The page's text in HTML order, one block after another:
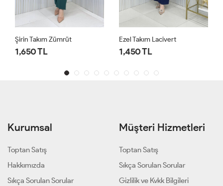
Şirin Takım Zümrüt
1,650 TL
Ezel Takım Lacivert
1,450 TL
Kurumsal
Toptan Satış
Hakkımızda
Sıkça Sorulan Sorular
Müşteri Hizmetleri
Toptan Satış
Sıkça Sorulan Sorular
Gizlilik ve Kvkk Bilgileri